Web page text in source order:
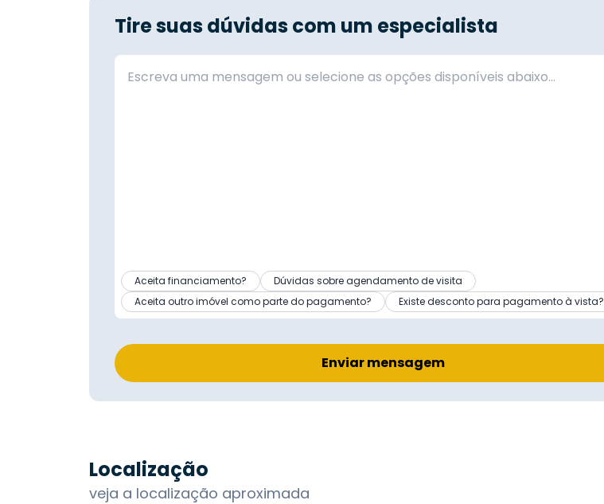
Tire suas dúvidas com um especialista
Aceita financiamento?
Dúvidas sobre agendamento de visita
Aceita outro imóvel como parte do pagamento?
Existe desconto para pagamento à vista?
Enviar mensagem
Localização
veja a localização aproximada